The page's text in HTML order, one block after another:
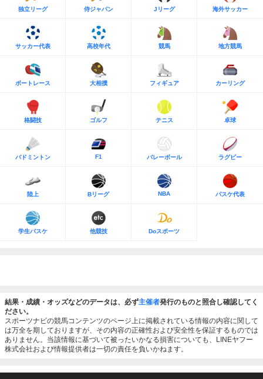
独立リーグ 侍ジャパン Jリーグ 海外サッカー
サッカー代表 高校年代 競馬 地方競馬
ボートレース 大相撲 フィギュア カーリング
格闘技 ゴルフ テニス 卓球
バドミントン F1 バレーボール ラグビー
陸上 Bリーグ NBA バスケ代表
学生バスケ 他競技 Doスポーツ
結果・成績・オッズなどのデータは、必ず主催者発行のものと照合し確認してく
ださい。
スポーツナビの競馬コンテンツのページ上に掲載されている情報の内容に関して
は万全を期しておりますが、その内容の正確性および安全性を保証するものでは
ありません。当該情報に基づいて被ったいかなる損害についても、LINEヤフー
株式会社および情報提供者は一切の責任を負いかねます。